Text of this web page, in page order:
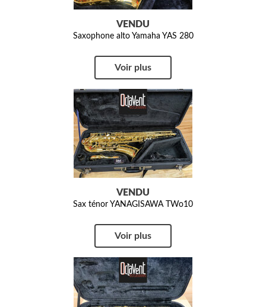
VENDU
Saxophone alto Yamaha YAS 280
Voir plus
VENDU
Sax ténor YANAGISAWA TWo10
Voir plus